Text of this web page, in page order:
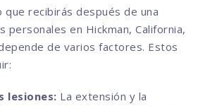
que recibirás después de una
personales en Hickman, California,
de varios factores. Estos
lesiones: La extensión y la